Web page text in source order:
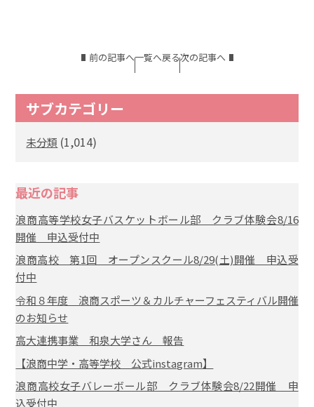
前の記事へ一覧へ戻る次の記事へ
サブカテゴリー
未分類 (1,014)
最近の記事
浪商高等学校女子バスケットボール部 クラブ体験会8/16
開催 申込受付中
浪商高校 第1回 オープンスクール8/29(土)開催 申込受
付中
令和８年度 浪商スポーツ＆カルチャーフェスティバル開催
のお知らせ
高大連携事業 和泉大学さん 報告
【浪商中学・高等学校 公式instagram】
浪商高校女子バレーボール部 クラブ体験会8/22開催 申
込受付中